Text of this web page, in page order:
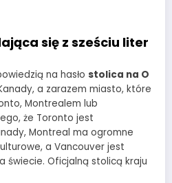
się z sześciu liter
na hasło stolica na O
a zarazem miasto, które
Montrealem lub
że Toronto jest
Montreal ma ogromne
a Vancouver jest
świecie. Oficjalną stolicą kraju